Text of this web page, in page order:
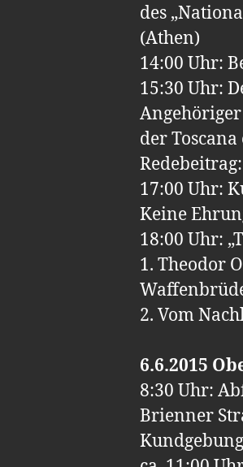
des
(Athen)
14:00 Uhr:
15:30 Uhr:
der
17:00 Uhr:
Keine
18:00 Uhr:
1. Theodor
2. Vom
6.6.2015
8:30 Uhr:
Brienner